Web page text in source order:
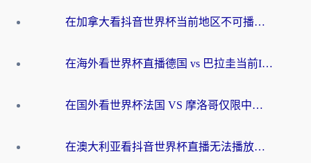
在加拿大看抖音世界杯当前地区不可播放？海外党体育观赛终极指南
在海外看世界杯直播德国 vs 巴拉圭当前IP受限制？这篇指南帮你轻松解决地区限制
在国外看世界杯法国 VS 摩洛哥仅限中国大陆？别让地域限制拦下你的欢呼
在澳大利亚看抖音世界杯直播无法播放？海外党体育观赛终极指南来了！